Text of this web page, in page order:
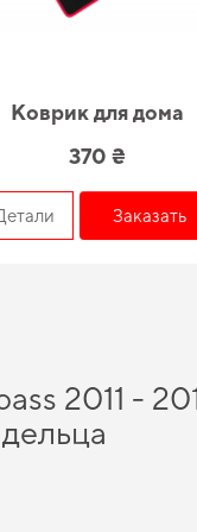
Коврик для дома
370 ₴
Заказать
2011 -